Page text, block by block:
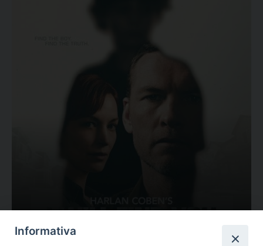
Valutazione
Informativa